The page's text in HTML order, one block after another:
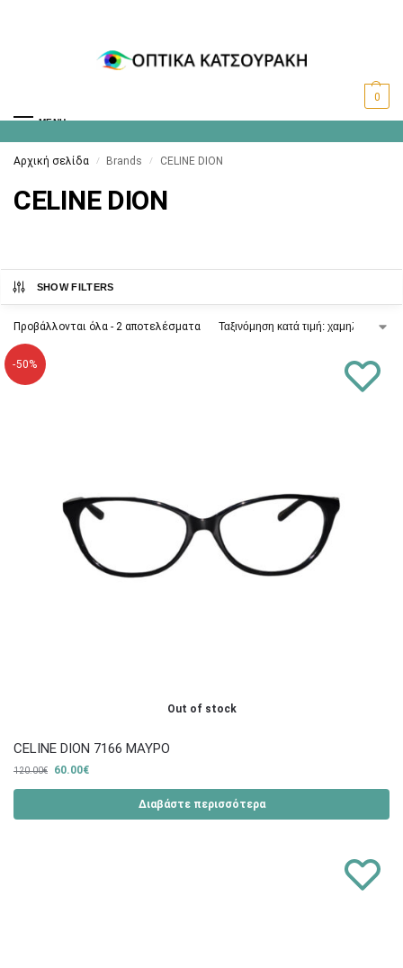
MENU
0
Αρχική σελίδα / Brands / CELINE DION
CELINE DION
SHOW FILTERS
Προβάλλονται όλα - 2 αποτελέσματα
-50%
Out of stock
CELINE DION 7166 ΜΑΥΡΟ
120.00€ 60.00€
Διαβάστε περισσότερα